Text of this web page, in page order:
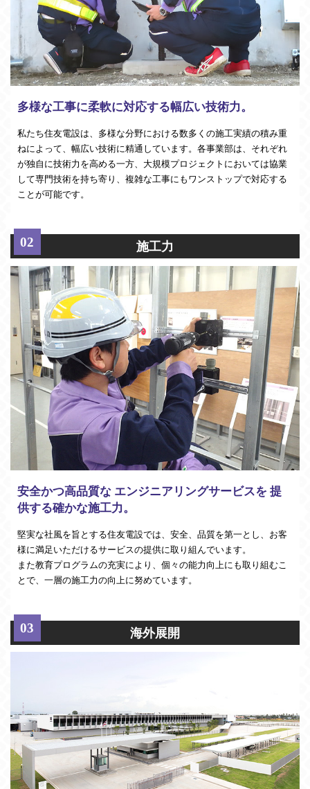
多様な工事に柔軟に対応する幅広い技術力。
私たち住友電設は、多様な分野における数多くの施工実績の積み重
ねによって、幅広い技術に精通しています。各事業部は、それぞれ
が独自に技術力を高める一方、大規模プロジェクトにおいては協業
して専門技術を持ち寄り、複雑な工事にもワンストップで対応する
ことが可能です。
施工力
安全かつ高品質な エンジニアリングサービスを 提
供する確かな施工力。
堅実な社風を旨とする住友電設では、安全、品質を第一とし、お客
様に満足いただけるサービスの提供に取り組んでいます。
また教育プログラムの充実により、個々の能力向上にも取り組むこ
とで、一層の施工力の向上に努めています。
海外展開